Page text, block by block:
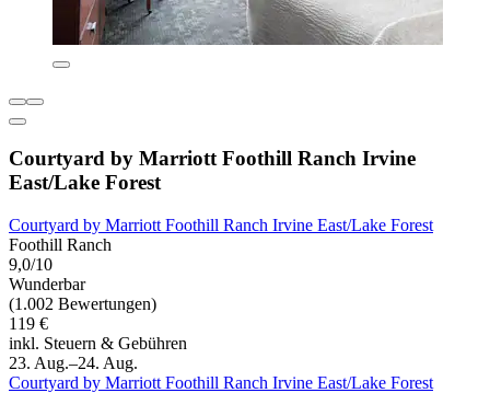
Courtyard by Marriott Foothill Ranch Irvine
East/Lake Forest
Courtyard by Marriott Foothill Ranch Irvine East/Lake Forest
Foothill Ranch
9,0/10
Wunderbar
(1.002 Bewertungen)
119 €
inkl. Steuern & Gebühren
23. Aug.–24. Aug.
Courtyard by Marriott Foothill Ranch Irvine East/Lake Forest